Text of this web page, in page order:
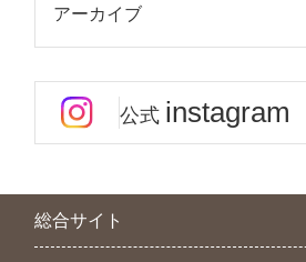
アーカイブ
公式 instagram
総合サイト